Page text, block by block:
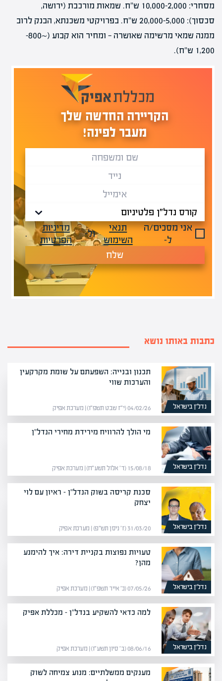
מסחרי: 2,000–10,000 ש"ח. שמאות מורכבת (ירושה,
סכסוך): 5,000–20,000 ש"ח. בפרויקטי משכנתא, הבנק לרוב
ממנה שמאי מרשימה שאושרה — ומחיר הוא קבוע (~800–
1,200 ש"ח).
הקריירה החדשה שלך
מעבר לפינה!
אני מסכים/ה
ל-
תנאי
השימוש
ול-
מדיניות
הפרטיות
.
שלח
כתבות באותו נושא
נדל”ן בישראל
תכנון ובנייה: השפעתם על שומת מקרקעין
והערכות שווי
04/02/26 (י״ז שבט תשפ״ו) | מערכת אפיק
נדל”ן בישראל
מי הולך להרוויח מירידת מחירי הנדל"ן
15/08/18 (ד׳ אלול תשע״ח) | מערכת אפיק
נדל”ן בישראל
סכנת קריסה בשוק הנדל"ן – ראיון עם לוי
יצחק
31/03/20 (ז׳ ניסן תש״פ) | מערכת אפיק
נדל”ן בישראל
טעויות נפוצות בקניית דירה: איך להימנע
מהן?
07/05/26 (כ׳ אייר תשפ״ו) | מערכת אפיק
נדל”ן בישראל
למה כדאי להשקיע בנדל"ן – מכללת אפיק
08/06/16 (ב׳ סיון תשע״ו) | מערכת אפיק
מענקים ממשלתיים: מנוע צמיחה לשוק